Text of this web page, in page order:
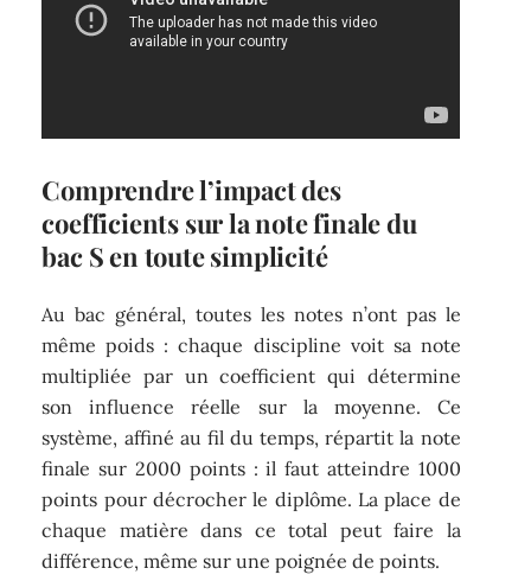
Comprendre l’impact des
coefficients sur la note finale du
bac S en toute simplicité
Au bac général, toutes les notes n’ont pas le
même poids : chaque discipline voit sa note
multipliée par un coefficient qui détermine
son influence réelle sur la moyenne. Ce
système, affiné au fil du temps, répartit la note
finale sur 2000 points : il faut atteindre 1000
points pour décrocher le diplôme. La place de
chaque matière dans ce total peut faire la
différence, même sur une poignée de points.